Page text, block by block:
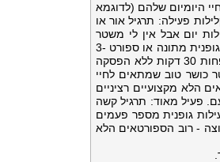
היומיום שלהם (לדוגמא
פעילה: תרגיל אור או
יום אבל אין לי משטר
תרגיל בתרגיל כזה או או לשחק ספורט פחות משלוש פעמים בשבוע. במתינות פעילה: פעילות גופנית מתונה או ספורט 3-
5 ימים בשבוע. רמה זו היא עבור אנשים שמבצעים פעילות גופנית או בספורט פעיל מאוד לפחות 30 דקות ללא הפסקה
כושר טוב שמתאים לחיי
זו תכלול ספורטאים הלא מקצועיים רציניים
פעיל מאוד: תרגיל קשה
גופנית מספר פעמים
- רוב הספורטאים הלא